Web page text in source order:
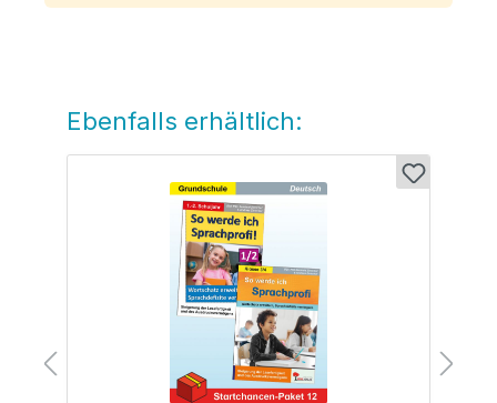
Produktgalerie überspringen
Ebenfalls erhältlich: